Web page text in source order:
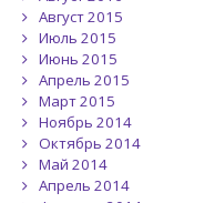
Август 2015
Июль 2015
Июнь 2015
Апрель 2015
Март 2015
Ноябрь 2014
Октябрь 2014
Май 2014
Апрель 2014